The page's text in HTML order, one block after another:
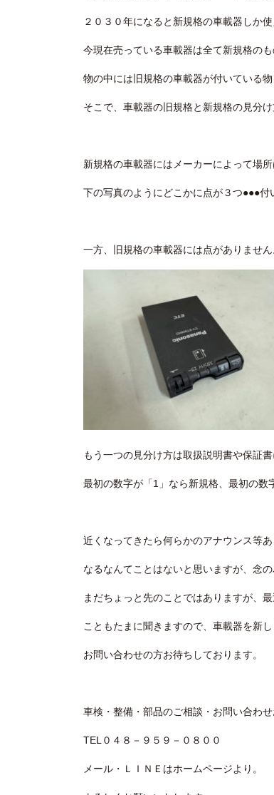
２０３０年になると新規格の車載器しか
今現在売っている車載器は全て新規格の
物の中には旧規格の車載器が付いている物
そこで、車載器の旧規格と新規格の見分
新規格の車載器にはメーカーによって場
下の写真のようにどこかに点が３つ●●●付
一方、旧規格の車載器には点がありません
もう一つの見分け方は取扱説明書や保証
最初の数字が「1」なら新規格、最初の数
近くなってきたら何らかのアナウンス等
なるなんてことはないと思いますが、念
まだちょっと先のことではありますが、
こともたまに聞きますので、車載器を新
お問い合わせの方お待ちしております。
車検・整備・部品のご相談・お問い合わ
TEL０４８－９５９－０８００
メール・ＬＩＮＥはホームページより。